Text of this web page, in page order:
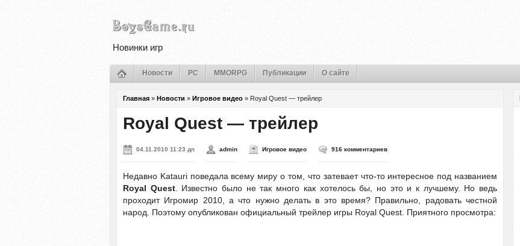
Новинки игр
Новости PC MMORPG Публикации О сайте
Главная » Новости » Игровое видео » Royal Quest — трейлер
Royal Quest — трейлер
04.11.2010 11:23 дп admin Игровое видео 916 комментариев
Недавно Katauri поведала всему миру о том, что затевает что-то интересное под названием
Royal Quest. Известно было не так много как хотелось бы, но это и к лучшему. Но ведь
проходит Игромир 2010, а что нужно делать в это время? Правильно, радовать честной
народ. Поэтому опубликован официальный трейлер игры Royal Quest. Приятного просмотра: